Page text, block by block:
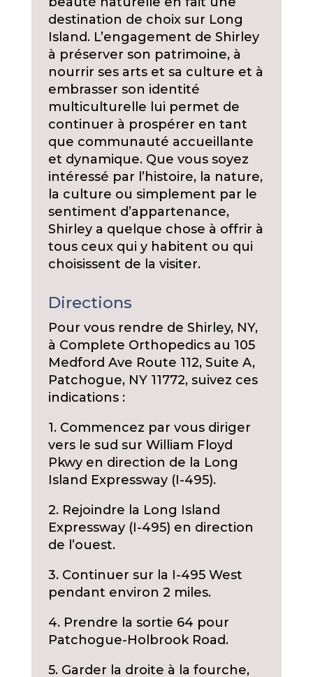
destination de choix sur Long
Island. L’engagement de Shirley
à préserver son patrimoine, à
nourrir ses arts et sa culture et à
embrasser son identité
multiculturelle lui permet de
continuer à prospérer en tant
que communauté accueillante
et dynamique. Que vous soyez
intéressé par l’histoire, la nature,
la culture ou simplement par le
sentiment d’appartenance,
Shirley a quelque chose à offrir à
tous ceux qui y habitent ou qui
choisissent de la visiter.
Directions
Pour vous rendre de Shirley, NY,
à Complete Orthopedics au 105
Medford Ave Route 112, Suite A,
Patchogue, NY 11772, suivez ces
indications :
1. Commencez par vous diriger
vers le sud sur William Floyd
Pkwy en direction de la Long
Island Expressway (I-495).
2. Rejoindre la Long Island
Expressway (I-495) en direction
de l’ouest.
3. Continuer sur la I-495 West
pendant environ 2 miles.
4. Prendre la sortie 64 pour
Patchogue-Holbrook Road.
5. Garder la droite à la fourche,